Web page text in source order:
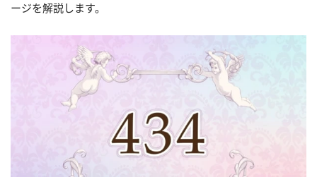
ージを解説します。